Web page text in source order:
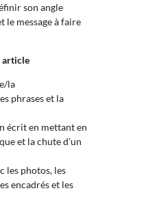
son angle
le message à faire
article
la
phrases et la
écrit en mettant en
et la chute d’un
les photos, les
encadrés et les